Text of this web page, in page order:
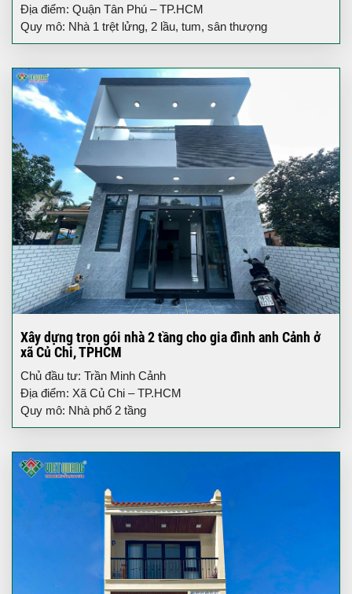
Địa điểm: Quận Tân Phú – TP.HCM
Quy mô: Nhà 1 trệt lửng, 2 lầu, tum, sân thượng
Xây dựng trọn gói nhà 2 tầng cho gia đình anh Cảnh ở
xã Củ Chi, TPHCM
Chủ đầu tư: Trần Minh Cảnh
Địa điểm: Xã Củ Chi – TP.HCM
Quy mô: Nhà phố 2 tầng